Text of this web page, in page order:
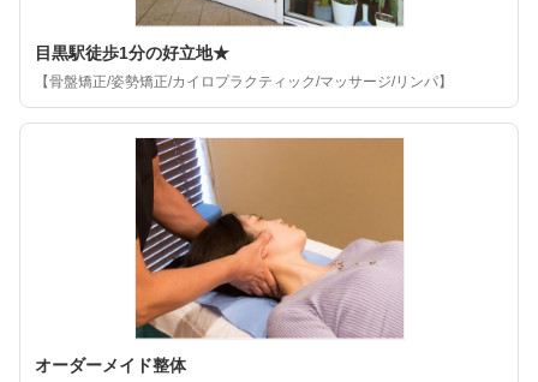
目黒駅徒歩1分の好立地★
【骨盤矯正/姿勢矯正/カイロプラクティック/マッサージ/リンパ】
オーダーメイド整体